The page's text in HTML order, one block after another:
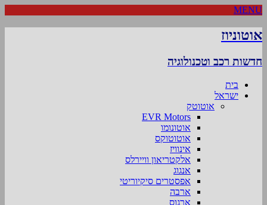
MENU
אוטוניוז
חדשות רכב וטכנולוגיה
בית
ישראל
אוטוטק
EVR Motors
אוטונומו
אוטוטוקס
אינוויז
אלקטריאון וויירלס
אנגוג
אפסטרים סיקיוריטי
ארבה
ארגוס